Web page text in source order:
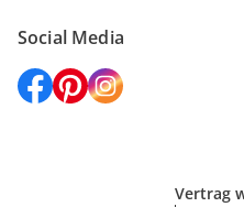
Social Media
Vertrag